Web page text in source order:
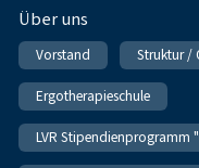
Über uns
Vorstand Struktur /
Ergotherapieschule
LVR Stipendienprogramm